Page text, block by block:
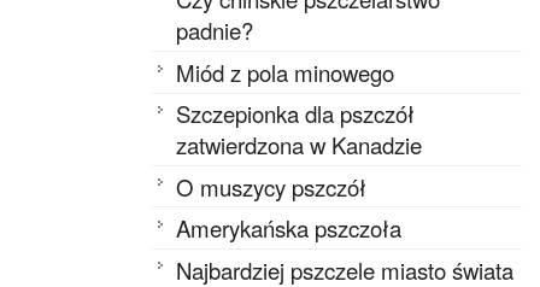
padnie?
Miód z pola minowego
Szczepionka dla pszczół
zatwierdzona w Kanadzie
O muszycy pszczół
Amerykańska pszczoła
Najbardziej pszczele miasto świata